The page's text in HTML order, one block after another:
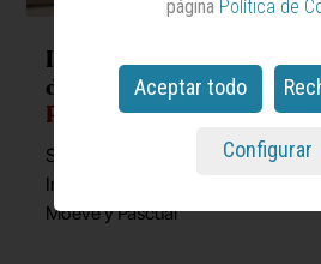
Impulsar la innovación:
de
Publicis Groupetras su
Patio Campus
Se ha sumado al proyecto
Inditex, L’Oréal, Mahou San
Moeve y Pascual
página Política de
Aceptar todo
Configurar